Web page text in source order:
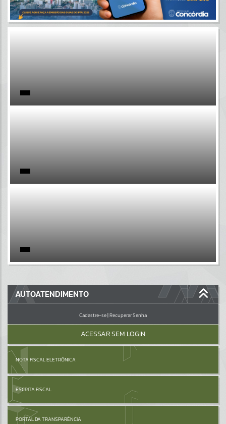
Por favor, aguarde...
Por favor, aguarde...
Por favor, aguarde...
GALERIAS
Por favor, aguarde...
AUTOATENDIMENTO
Cadastre-se|Recuperar Senha
ACESSAR SEM LOGIN
NOTA FISCAL ELETRÔNICA
ESCRITA FISCAL
PORTAL DA TRANSPARÊNCIA